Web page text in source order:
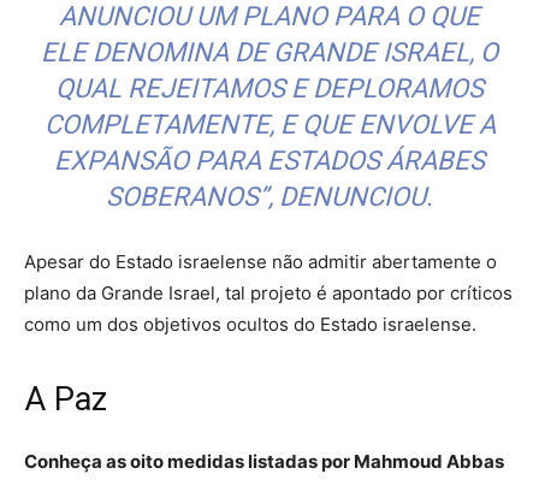
ANUNCIOU UM PLANO PARA O QUE
ELE DENOMINA DE GRANDE ISRAEL, O
QUAL REJEITAMOS E DEPLORAMOS
COMPLETAMENTE, E QUE ENVOLVE A
EXPANSÃO PARA ESTADOS ÁRABES
SOBERANOS”, DENUNCIOU.
Apesar do Estado israelense não admitir abertamente o
plano da Grande Israel, tal projeto é apontado por críticos
como um dos objetivos ocultos do Estado israelense.
A Paz
Conheça as oito medidas listadas por Mahmoud Abbas